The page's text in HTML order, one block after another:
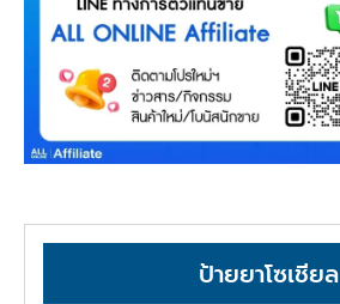
ป้ายยาโซเชียล